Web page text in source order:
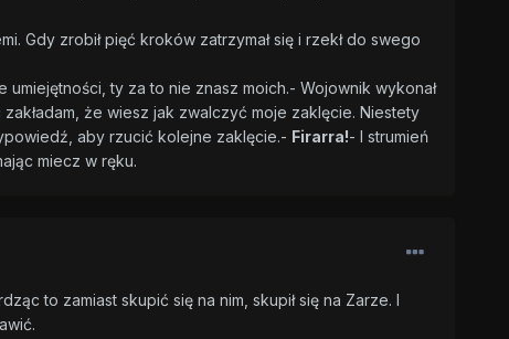
Gdy zrobił pięć kroków zatrzymał się i rzekł do swego
umiejętności, ty za to nie znasz moich.- Wojownik wykonał
że wiesz jak zwalczyć moje zaklęcie. Niestety
aby rzucić kolejne zaklęcie.- Firarra!- I strumień
miecz w ręku.
to zamiast skupić się na nim, skupił się na Zarze. I